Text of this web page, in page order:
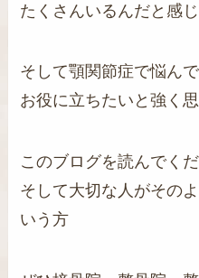
たくさんいるんだと感
そして顎関節症で悩ん
お役に立ちたいと強く
このブログを読んでく
そして大切な人がその
いう方